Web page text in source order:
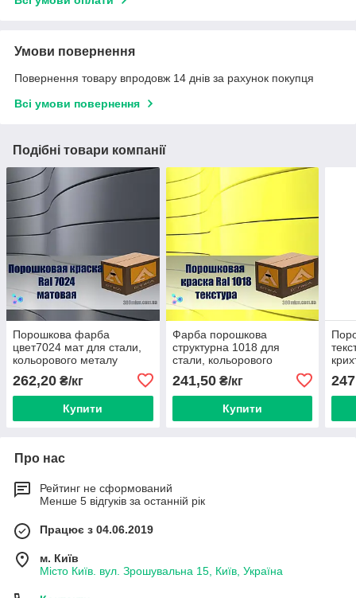
Умови повернення
Повернення товару впродовж 14 днів за рахунок покупця
Всі умови повернення
Подібні товари компанії
Порошкова фарба
цвет7024 мат для стали,
кольорового металу
алюмінію бронзи, латуні
262,20 ₴/кг
Купити
Фарба порошкова
структурна 1018 для
стали, кольорового
металу алюмінію бронзи,
латуні
241,50₴/кг
Купити
247
Про нас
Рейтинг не сформований
Менше 5 відгуків за останній рік
Працює з 04.06.2019
м. Київ
Місто Київ. вул. Зрошувальна 15, Київ, Україна